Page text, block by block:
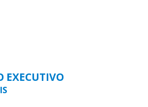
EXECUTIVO